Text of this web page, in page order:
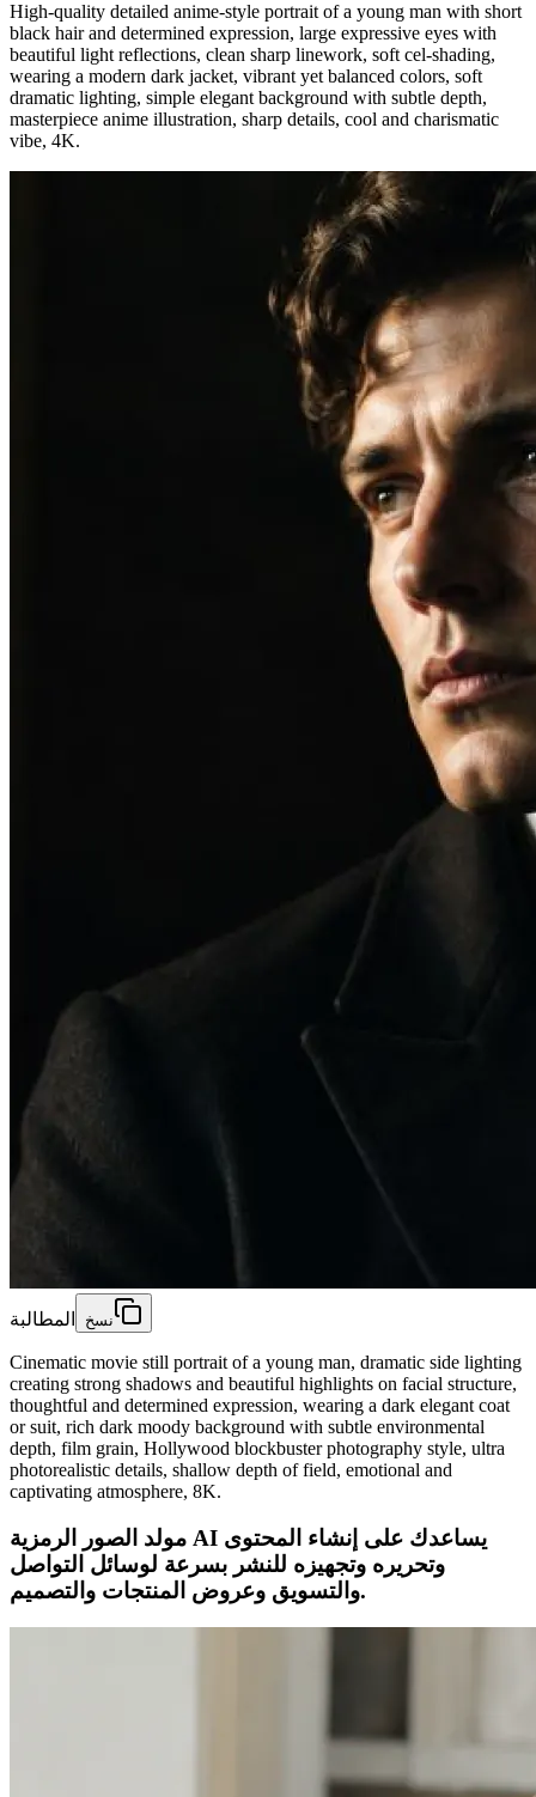
High-quality detailed anime-style portrait of a young man with short
black hair and determined expression, large expressive eyes with
beautiful light reflections, clean sharp linework, soft cel-shading,
wearing a modern dark jacket, vibrant yet balanced colors, soft
dramatic lighting, simple elegant background with subtle depth,
masterpiece anime illustration, sharp details, cool and charismatic
vibe, 4K.
المطالبة نسخ
Cinematic movie still portrait of a young man, dramatic side lighting
creating strong shadows and beautiful highlights on facial structure,
thoughtful and determined expression, wearing a dark elegant coat
or suit, rich dark moody background with subtle environmental
depth, film grain, Hollywood blockbuster photography style, ultra
photorealistic details, shallow depth of field, emotional and
captivating atmosphere, 8K.
مولد الصور الرمزية AI يساعدك على إنشاء المحتوى
وتحريره وتجهيزه للنشر بسرعة لوسائل التواصل
والتسويق وعروض المنتجات والتصميم.